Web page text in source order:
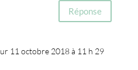
Réponse
11 octobre 2018 à 11 h 29